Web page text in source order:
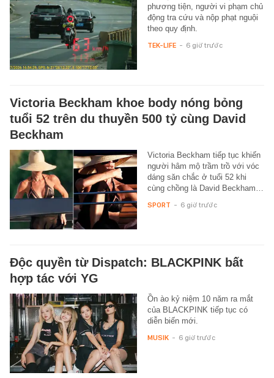
phương tiện, người vi phạm chủ
động tra cứu và nộp phạt nguội
theo quy định.
TEK-LIFE - 6 giờ trước
Victoria Beckham khoe body nóng bỏng
tuổi 52 trên du thuyền 500 tỷ cùng David
Beckham
Victoria Beckham tiếp tục khiến
người hâm mộ trầm trồ với vóc
dáng săn chắc ở tuổi 52 khi
cùng chồng là David Beckham…
SPORT - 6 giờ trước
Độc quyền từ Dispatch: BLACKPINK bất
hợp tác với YG
Ồn ào kỷ niệm 10 năm ra mắt
của BLACKPINK tiếp tục có
diễn biến mới.
MUSIK - 6 giờ trước